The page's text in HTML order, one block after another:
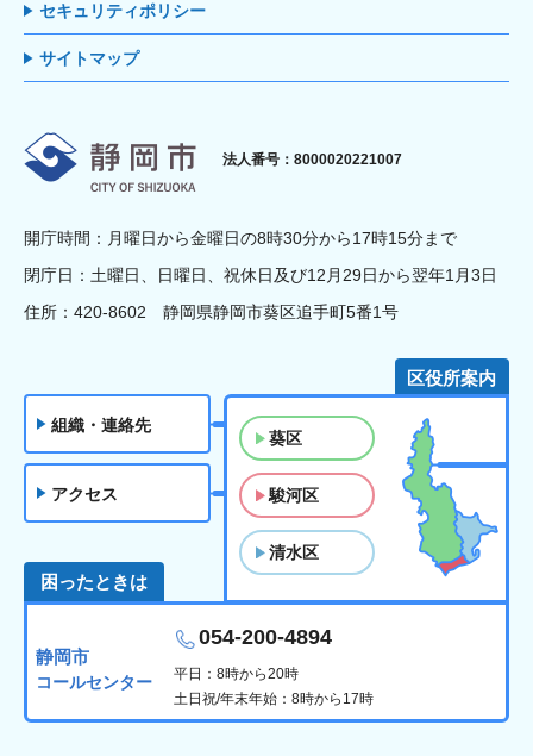
セキュリティポリシー
サイトマップ
静岡市
法人番号：8000020221007
開庁時間：月曜日から金曜日の8時30分から17時15分まで
閉庁日：土曜日、日曜日、祝休日及び12月29日から翌年1月3日
住所：420-8602 静岡県静岡市葵区追手町5番1号
組織・連絡先
アクセス
区役所案内
葵区
駿河区
清水区
困ったときは
静岡市
コールセンター
054-200-4894
平日：8時から20時
土日祝/年末年始：8時から17時